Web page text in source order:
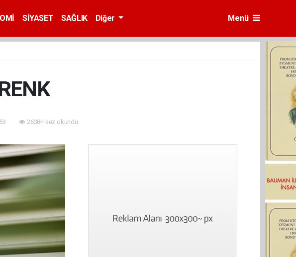
SİYASET SAĞLIK Diğer Menü
2638+ kez okundu.